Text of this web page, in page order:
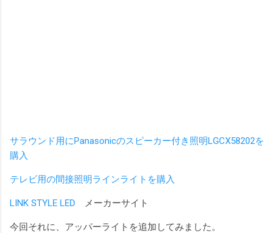
サラウンド用にPanasonicのスピーカー付き照明LGCX58202を
購入
テレビ用の間接照明ラインライトを購入
LINK STYLE LED メーカーサイト
今回それに、アッパーライトを追加してみました。